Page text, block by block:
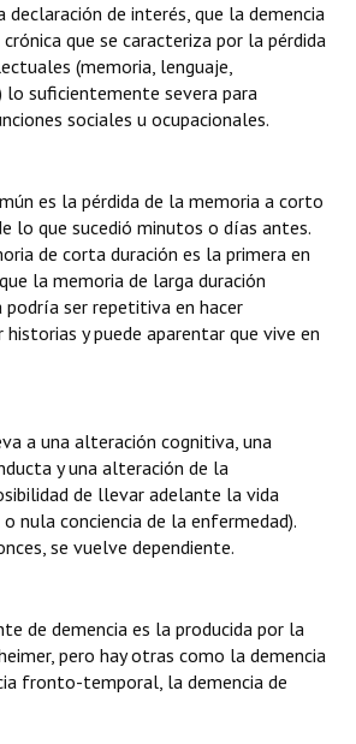
- Registro
- Registro
Registro
declaración de interés, que la demencia
que se caracteriza por la pérdida
(memoria, lenguaje,
lo suficientemente severa para
sociales u ocupacionales.
es la pérdida de la memoria a corto
lo que sucedió minutos o días antes.
de corta duración es la primera en
la memoria de larga duración
podría ser repetitiva en hacer
y puede aparentar que vive en
a una alteración cognitiva, una
y una alteración de la
de llevar adelante la vida
nula conciencia de la enfermedad).
se vuelve dependiente.
de demencia es la producida por la
pero hay otras como la demencia
fronto-temporal, la demencia de